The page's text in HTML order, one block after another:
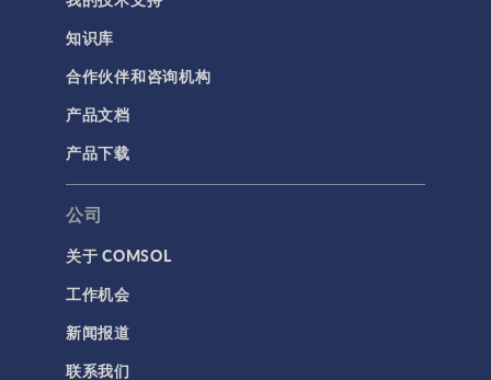
知识库
合作伙伴和咨询机构
产品文档
产品下载
公司
关于 COMSOL
工作机会
新闻报道
联系我们